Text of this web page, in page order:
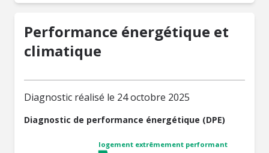
Performance énergétique et
climatique
Diagnostic réalisé le 24 octobre 2025
Diagnostic de performance énergétique (DPE)
logement extrêmement performant